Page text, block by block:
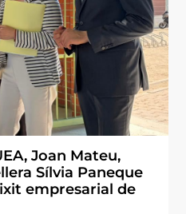
Joan Mateu,
Sílvia Paneque
empresarial de